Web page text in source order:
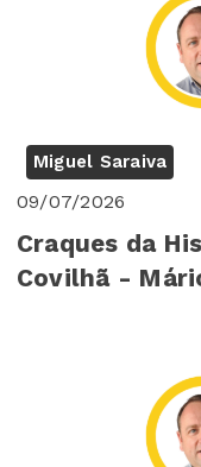
Miguel Saraiva
09/07/2026
Craques da
Covilhã -